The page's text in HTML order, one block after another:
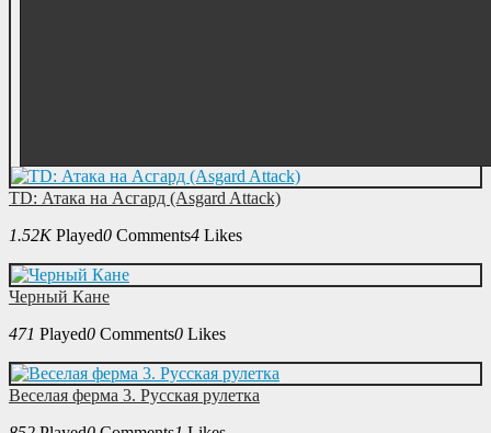
TD: Атака на Асгард (Asgard Attack)
1.52K Played0 Comments4 Likes
Черный Кане
471 Played0 Comments0 Likes
Веселая ферма 3. Русская рулетка